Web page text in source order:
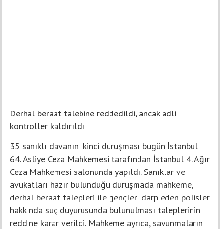
Derhal beraat talebine reddedildi, ancak adli
kontroller kaldırıldı
35 sanıklı davanın ikinci duruşması bugün İstanbul
64. Asliye Ceza Mahkemesi tarafından İstanbul 4. Ağır
Ceza Mahkemesi salonunda yapıldı. Sanıklar ve
avukatları hazır bulunduğu duruşmada mahkeme,
derhal beraat talepleri ile gençleri darp eden polisler
hakkında suç duyurusunda bulunulması taleplerinin
reddine karar verildi. Mahkeme ayrıca, savunmaların